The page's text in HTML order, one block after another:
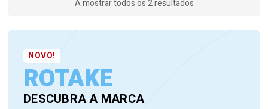
A mostrar todos os 2 resultados
NOVO!
ROTAKE
DESCUBRA A MARCA